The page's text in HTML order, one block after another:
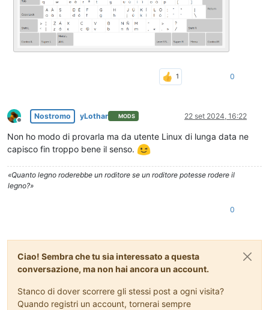
0
Non in linea
Nostromo yLothar MODS 22 set 2024, 16:22
Non ho modo di provarla ma da utente Linux di lunga data ne
capisco fin troppo bene il senso.
«Quanto legno roderebbe un roditore se un roditore potesse rodere il
legno?»
0
Ciao! Sembra che tu sia interessato a questa
conversazione, ma non hai ancora un account.
Stanco di dover scorrere gli stessi post a ogni visita?
Quando registri un account, tornerai sempre